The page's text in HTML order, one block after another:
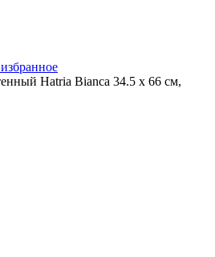
Hatria Bianca 34.5 x 66 см,